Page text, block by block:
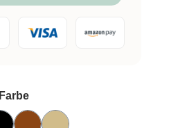
Farbeauswählen